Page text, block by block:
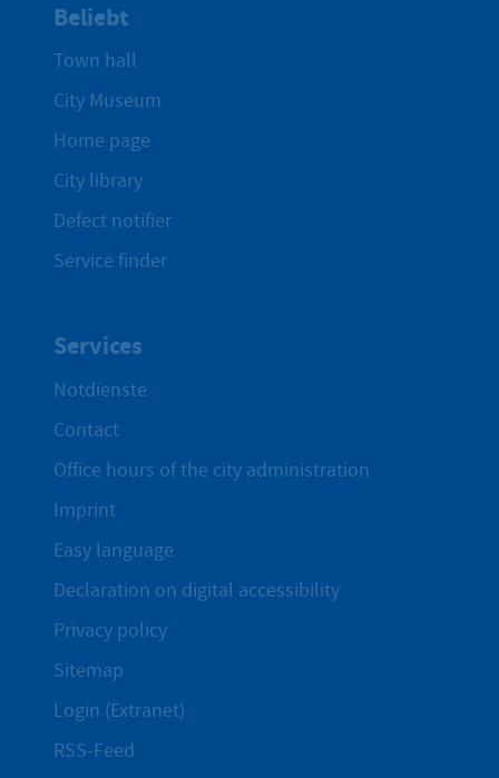
Beliebt
Town hall
City Museum
Home page
City library
Defect notifier
Service finder
Services
Notdienste
Contact
Office hours of the city administration
Imprint
Easy language
Declaration on digital accessibility
Privacy policy
Sitemap
Login (Extranet)
RSS-Feed